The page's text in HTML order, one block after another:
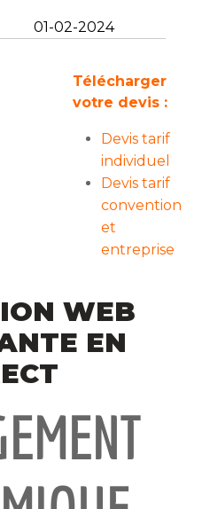
01-02-2024
Télécharger
votre devis :
Devis tarif
individuel
Devis tarif
convention
et
entreprise
WEB
EN